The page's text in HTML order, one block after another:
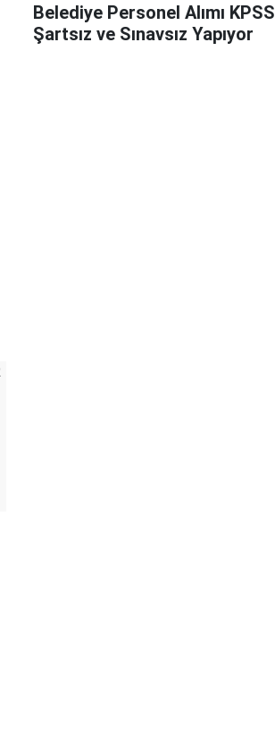
Belediye Personel Alımı KPSS
Şartsız ve Sınavsız Yapıyor